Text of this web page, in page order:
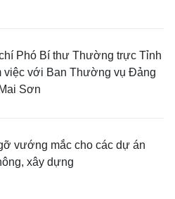
Phó Bí thư Thường trực Tỉnh
việc với Ban Thường vụ Đảng
Sơn
vướng mắc cho các dự án
xây dựng